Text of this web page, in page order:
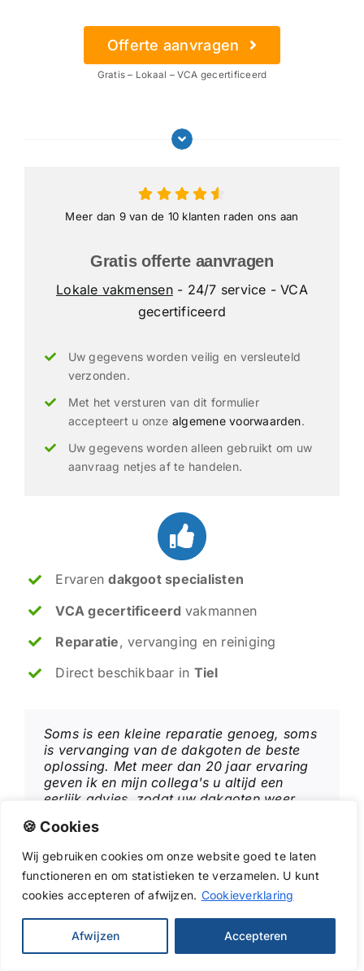
🍪 Cookies
Wij gebruikencookiesomonzewebsitegoedte laten
functionerenen om statistieken teverzamelen. U kunt
cookies accepteren of afwijzen. Cookieverklaring
Afwijzen Accepteren
Offerte aanvragen
Gratis – Lokaal – VCA gecertificeerd
Meer dan 9 van de 10 klanten raden ons aan
Gratis offerte aanvragen
Lokale vakmensen- 24/7 service - VCA
gecertificeerd
Uw gegevens worden veilig en versleuteld
verzonden.
Met het versturen van dit formulier
accepteert u onze algemene voorwaarden.
Uw gegevens worden alleen gebruikt om uw
aanvraag netjes af te handelen.
Ervarendakgoot specialisten
VCA gecertificeerd vakmannen
Reparatie, vervanging en reiniging
Direct beschikbaar in Tiel
Soms is een kleine reparatie genoeg, soms
is vervanging van de dakgoten de beste
oplossing. Met meer dan 20 jaar ervaring
geven ik en mijn collega's u altijd een
eerlijk advies, zodat uw dakgoten weer
Andre - dakgoot specialist